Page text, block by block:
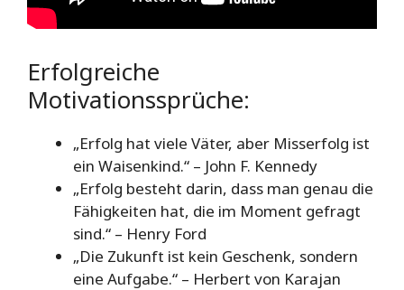
Erfolgreiche
Motivationssprüche:
„Erfolg hat viele Väter, aber Misserfolg ist
ein Waisenkind.“ – John F. Kennedy
„Erfolg besteht darin, dass man genau die
Fähigkeiten hat, die im Moment gefragt
sind.“ – Henry Ford
„Die Zukunft ist kein Geschenk, sondern
eine Aufgabe.“ – Herbert von Karajan